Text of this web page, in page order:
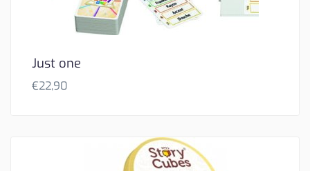
Just one
€22,90